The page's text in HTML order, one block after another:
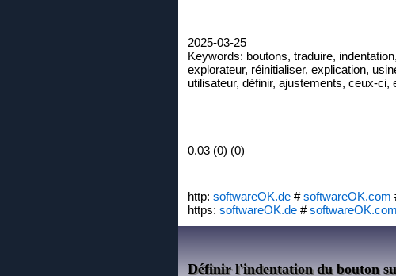
2025-03-25
Keywords: boutons, traduire,
explorateur, réinitialiser, explication,
utilisateur, définir, ajustements, ceux-
0.03 (0) (0)
http: softwareOK.de #softwareOK.com
https: softwareOK.de #softwareOK.com
Définir l'indentation du bouton